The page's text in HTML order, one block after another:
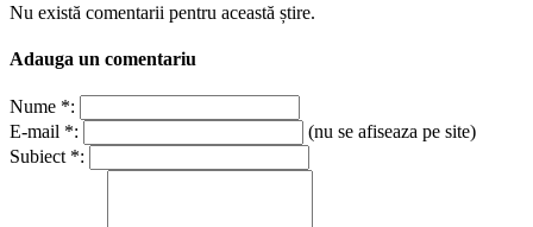
Nu există comentarii pentru această știre.
Adauga un comentariu
Nume *:
E-mail *:
(nu se afiseaza pe site)
Subiect *: